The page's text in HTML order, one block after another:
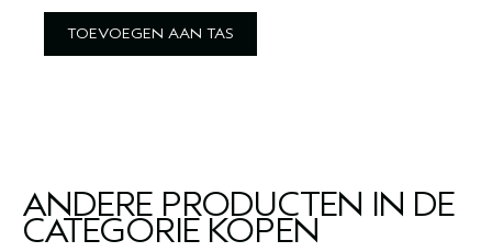
TOEVOEGEN AAN TAS
ANDERE PRODUCTEN IN DE
CATEGORIE KOPEN